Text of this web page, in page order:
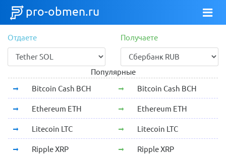
pro-obmen.ru
Отдаете Получаете
Популярные
Bitcoin Cash BCH
Bitcoin Cash BCH
Ethereum ETH Ethereum ETH
Litecoin LTC Litecoin LTC
Ripple XRP Ripple XRP